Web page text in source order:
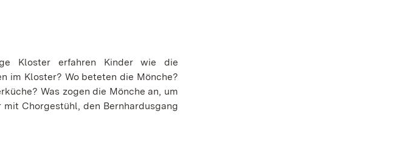
Kloster erfahren Kinder wie die
im Kloster? Wo beteten die Mönche?
Was zogen die Mönche an, um
Chorgestühl, den Bernhardusgang